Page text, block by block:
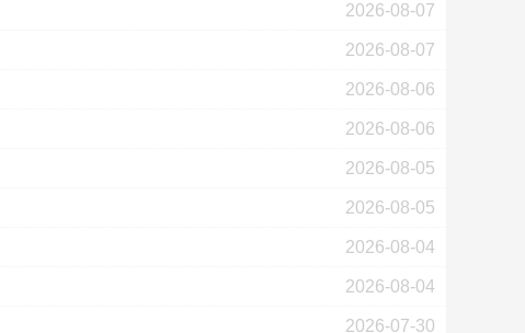
2026-08-07
2026-08-07
2026-08-06
2026-08-06
2026-08-05
2026-08-05
2026-08-04
2026-08-04
2026-07-30